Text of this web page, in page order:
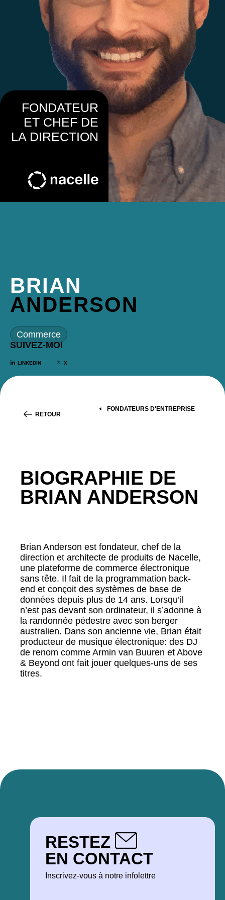
BRIAN
ANDERSON
Commerce
SUIVEZ-MOI
LINKEDIN X
FONDATEUR
ET CHEF DE
LA DIRECTION
RETOUR
FONDATEURS D'ENTREPRISE
BIOGRAPHIE DE
BRIAN ANDERSON
Brian Anderson est fondateur, chef de la
direction et architecte de produits de Nacelle,
une plateforme de commerce électronique
sans tête. Il fait de la programmation back-
end et conçoit des systèmes de base de
données depuis plus de 14 ans. Lorsqu’il
n’est pas devant son ordinateur, il s’adonne à
la randonnée pédestre avec son berger
australien. Dans son ancienne vie, Brian était
producteur de musique électronique: des DJ
de renom comme Armin van Buuren et Above
& Beyond ont fait jouer quelques-uns de ses
titres.
RESTEZ
EN CONTACT
Inscrivez-vous à notre infolettre